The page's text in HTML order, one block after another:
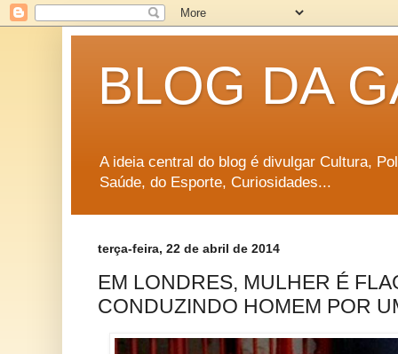
BLOG DA
A ideia central do blog é divulgar Cultura,
Saúde, do Esporte, Curiosidades...
terça-feira, 22 de abril de 2014
EM LONDRES, MULHER É
CONDUZINDO HOMEM POR